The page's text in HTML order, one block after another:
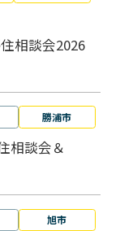
相談会2026
勝浦市
相談会＆
旭市